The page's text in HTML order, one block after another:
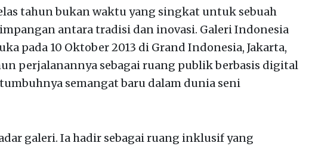
tahun bukan waktu yang singkat untuk sebuah
antara tradisi dan inovasi. Galeri Indonesia
pada 10 Oktober 2013 di Grand Indonesia, Jakarta,
perjalanannya sebagai ruang publik berbasis digital
semangat baru dalam dunia seni
galeri. Ia hadir sebagai ruang inklusif yang